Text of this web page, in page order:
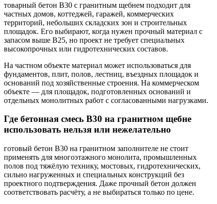
товарный бетон В30 с гранитным щебнем подходит для
частных домов, коттеджей, гаражей, коммерческих
территорий, небольших складских зон и строительных
площадок. Его выбирают, когда нужен прочный материал с
запасом выше В25, но проект не требует специальных
высокопрочных или гидротехнических составов.
На частном объекте материал может использоваться для
фундаментов, плит, полов, лестниц, въездных площадок и
оснований под хозяйственные строения. На коммерческом
объекте — для площадок, подготовленных оснований и
отдельных монолитных работ с согласованными нагрузками.
Где бетонная смесь В30 на гранитном щебне
использовать нельзя или нежелательно
готовый бетон В30 на гранитном заполнителе не стоит
применять для многоэтажного монолита, промышленных
полов под тяжёлую технику, мостовых, гидротехнических,
сильно нагруженных и специальных конструкций без
проектного подтверждения. Даже прочный бетон должен
соответствовать расчёту, а не выбираться только по цене.